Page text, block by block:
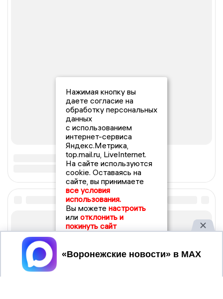
Нажимая кнопку вы
даете согласие на
обработку персональных
данных
с использованием
интернет-сервиса
Яндекс.Метрика,
top.mail.ru, LiveInternet.
На сайте используются
cookie. Оставаясь на
сайте, вы принимаете
все условия
использования.
Вы можете настроить
или отклонить и
покинуть сайт
Принять